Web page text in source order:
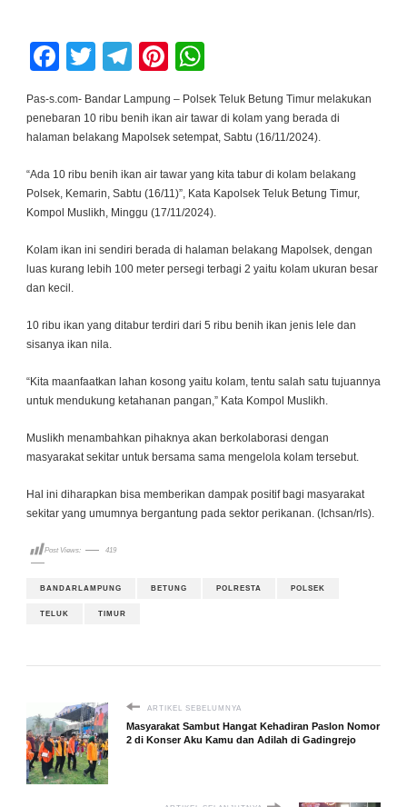
BENIH
AIR
TAWAR,
DUKUNG
PANGAN
Facebook
Twitter
Telegram
Pinterest
Pas-s.com- Bandar Lampung – Polsek Teluk Betung Timur melakukan
penebaran 10 ribu benih ikan air tawar di kolam yang berada di
halaman belakang Mapolsek setempat, Sabtu (16/11/2024).
“Ada 10 ribu benih ikan air tawar yang kita tabur di kolam belakang
Polsek, Kemarin, Sabtu (16/11)”, Kata Kapolsek Teluk Betung Timur,
Kompol Muslikh, Minggu (17/11/2024).
Kolam ikan ini sendiri berada di halaman belakang Mapolsek, dengan
luas kurang lebih 100 meter persegi terbagi 2 yaitu kolam ukuran besar
dan kecil.
10 ribu ikan yang ditabur terdiri dari 5 ribu benih ikan jenis lele dan
sisanya ikan nila.
“Kita maanfaatkan lahan kosong yaitu kolam, tentu salah satu tujuannya
untuk mendukung ketahanan pangan,” Kata Kompol Muslikh.
Muslikh menambahkan pihaknya akan berkolaborasi dengan
masyarakat sekitar untuk bersama sama mengelola kolam tersebut.
Hal ini diharapkan bisa memberikan dampak positif bagi masyarakat
sekitar yang umumnya bergantung pada sektor perikanan. (Ichsan/rls).
Post Views: 419
BANDARLAMPUNG BETUNG POLRESTA POLSEK
TELUK TIMUR
ARTIKEL SEBELUMNYA
Masyarakat Sambut Hangat Kehadiran Paslon Nomor
2 di Konser Aku Kamu dan Adilah di Gadingrejo